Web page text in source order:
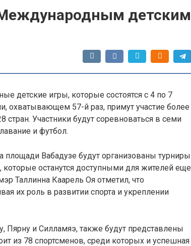
детским
детские игры, которые состоятся с 4 по 7
охватывающем 57-й раз, примут участие более
Участники будут соревноваться в семи
и футбол.
площади Вабадузе будут организованы турниры
останутся доступными для жителей еще
Таллинна Каарель Оя отметил, что
их роль в развитии спорта и укреплении
Пярну и Силламяэ, также будут представлены
из 78 спортсменов, среди которых и успешная